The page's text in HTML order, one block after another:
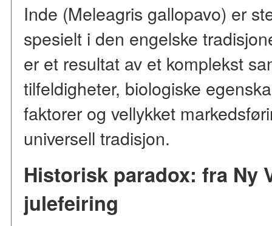
Inde (Meleagris gallopavo) er
spesielt i den engelske
er et resultat av et komplekst
tilfeldigheter, biologiske
faktorer og vellykket
universell tradisjon.
Historisk paradox: fra Ny
julefeiring